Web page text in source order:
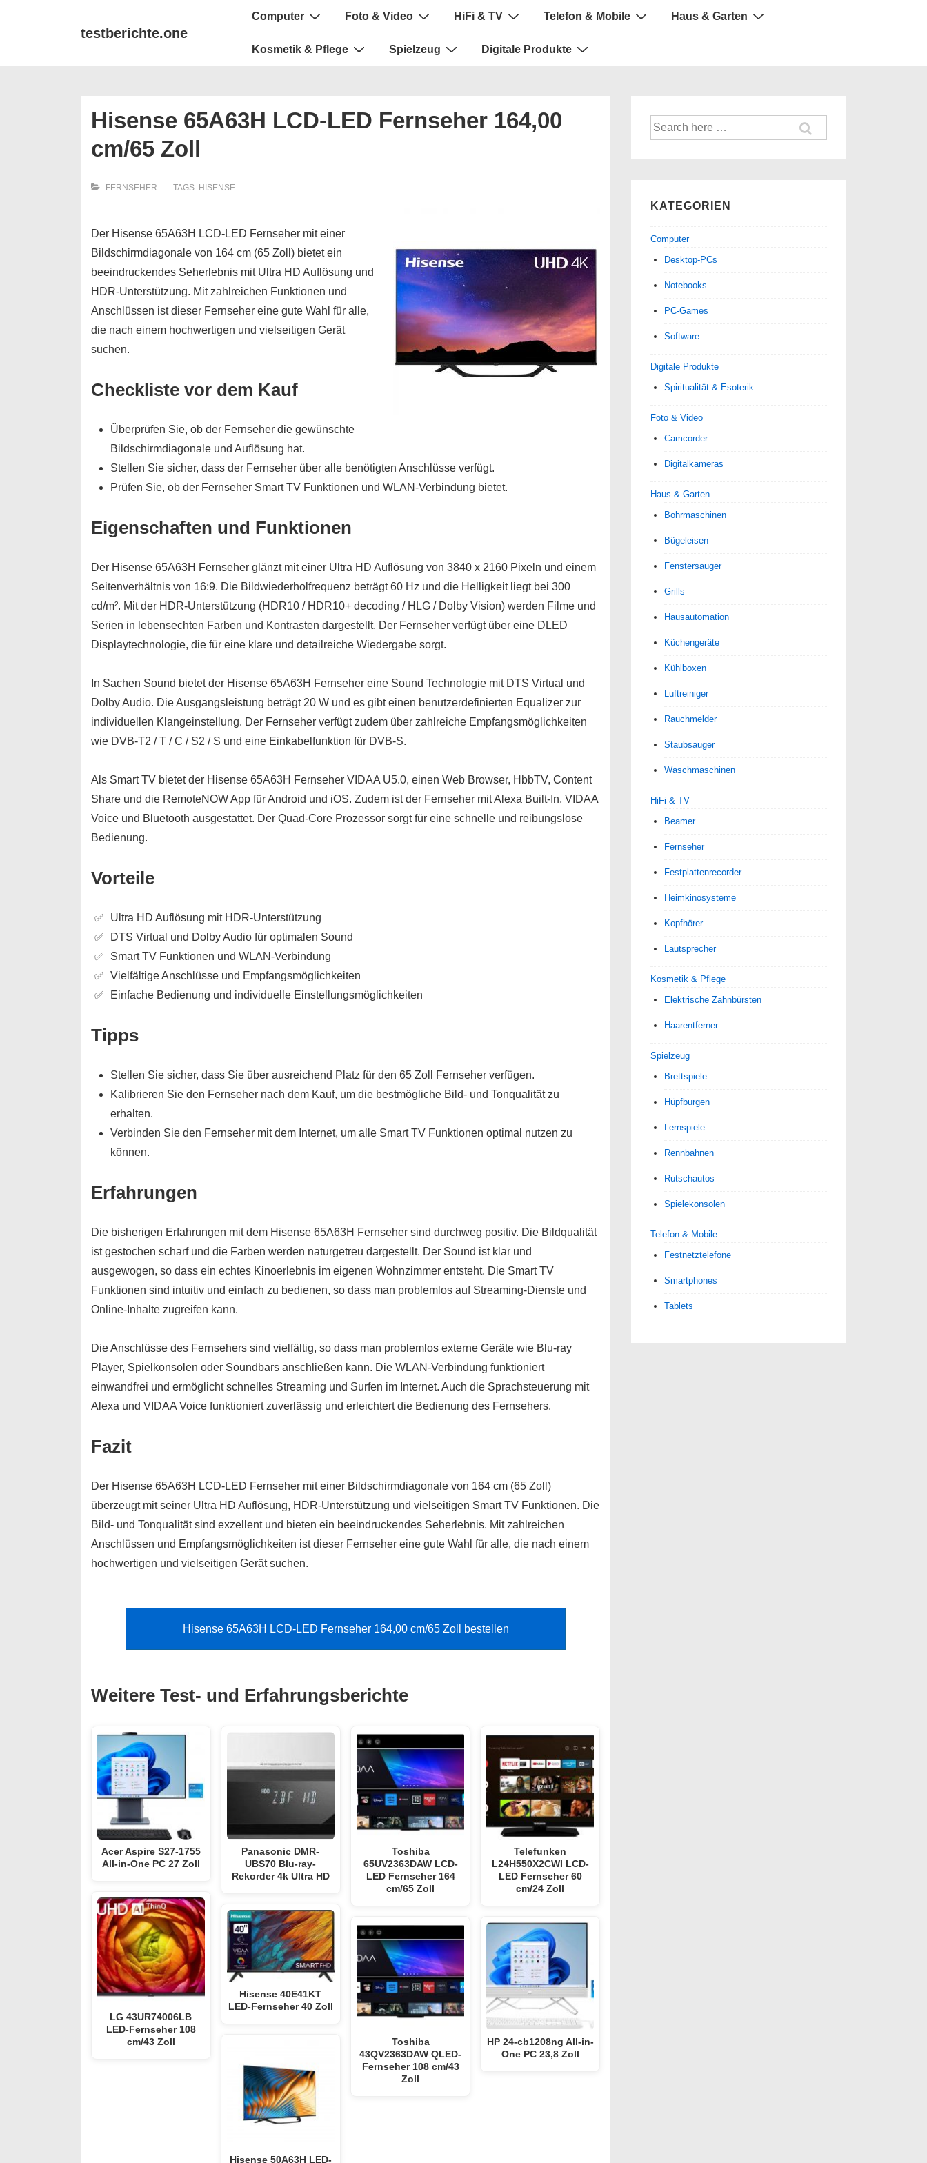
testberichte.one
Main
Computer Foto & Video HiFi & TV Telefon & Mobile Haus & Garten
Kosmetik & Pflege Spielzeug Digitale Produkte
Hisense 65A63H LCD-LED Fernseher 164,00
cm/65 Zoll
FERNSEHER TAGS: HISENSE
Der Hisense 65A63H LCD-LED Fernseher mit einer
Bildschirmdiagonale von 164 cm (65 Zoll) bietet ein
beeindruckendes Seherlebnis mit Ultra HD Auflösung und
HDR-Unterstützung. Mit zahlreichen Funktionen und
Anschlüssen ist dieser Fernseher eine gute Wahl für alle,
die nach einem hochwertigen und vielseitigen Gerät
suchen.
Checkliste vor dem Kauf
Überprüfen Sie, ob der Fernseher die gewünschte
Bildschirmdiagonale und Auflösung hat.
Stellen Sie sicher, dass der Fernseher über alle benötigten Anschlüsse verfügt.
Prüfen Sie, ob der Fernseher Smart TV Funktionen und WLAN-Verbindung bietet.
Eigenschaften und Funktionen
Der Hisense 65A63H Fernseher glänzt mit einer Ultra HD Auflösung von 3840 x 2160 Pixeln und einem
Seitenverhältnis von 16:9. Die Bildwiederholfrequenz beträgt 60 Hz und die Helligkeit liegt bei 300
cd/m². Mit der HDR-Unterstützung (HDR10 / HDR10+ decoding / HLG / Dolby Vision) werden Filme und
Serien in lebensechten Farben und Kontrasten dargestellt. Der Fernseher verfügt über eine DLED
Displaytechnologie, die für eine klare und detailreiche Wiedergabe sorgt.
In Sachen Sound bietet der Hisense 65A63H Fernseher eine Sound Technologie mit DTS Virtual und
Dolby Audio. Die Ausgangsleistung beträgt 20 W und es gibt einen benutzerdefinierten Equalizer zur
individuellen Klangeinstellung. Der Fernseher verfügt zudem über zahlreiche Empfangsmöglichkeiten
wie DVB-T2 / T / C / S2 / S und eine Einkabelfunktion für DVB-S.
Als Smart TV bietet der Hisense 65A63H Fernseher VIDAA U5.0, einen Web Browser, HbbTV, Content
Share und die RemoteNOW App für Android und iOS. Zudem ist der Fernseher mit Alexa Built-In, VIDAA
Voice und Bluetooth ausgestattet. Der Quad-Core Prozessor sorgt für eine schnelle und reibungslose
Bedienung.
Vorteile
Ultra HD Auflösung mit HDR-Unterstützung
DTS Virtual und Dolby Audio für optimalen Sound
Smart TV Funktionen und WLAN-Verbindung
Vielfältige Anschlüsse und Empfangsmöglichkeiten
Einfache Bedienung und individuelle Einstellungsmöglichkeiten
Tipps
Stellen Sie sicher, dass Sie über ausreichend Platz für den 65 Zoll Fernseher verfügen.
Kalibrieren Sie den Fernseher nach dem Kauf, um die bestmögliche Bild- und Tonqualität zu
erhalten.
Verbinden Sie den Fernseher mit dem Internet, um alle Smart TV Funktionen optimal nutzen zu
können.
Erfahrungen
Die bisherigen Erfahrungen mit dem Hisense 65A63H Fernseher sind durchweg positiv. Die Bildqualität
ist gestochen scharf und die Farben werden naturgetreu dargestellt. Der Sound ist klar und
ausgewogen, so dass ein echtes Kinoerlebnis im eigenen Wohnzimmer entsteht. Die Smart TV
Funktionen sind intuitiv und einfach zu bedienen, so dass man problemlos auf Streaming-Dienste und
Online-Inhalte zugreifen kann.
Die Anschlüsse des Fernsehers sind vielfältig, so dass man problemlos externe Geräte wie Blu-ray
Player, Spielkonsolen oder Soundbars anschließen kann. Die WLAN-Verbindung funktioniert
einwandfrei und ermöglicht schnelles Streaming und Surfen im Internet. Auch die Sprachsteuerung mit
Alexa und VIDAA Voice funktioniert zuverlässig und erleichtert die Bedienung des Fernsehers.
Fazit
Der Hisense 65A63H LCD-LED Fernseher mit einer Bildschirmdiagonale von 164 cm (65 Zoll)
überzeugt mit seiner Ultra HD Auflösung, HDR-Unterstützung und vielseitigen Smart TV Funktionen. Die
Bild- und Tonqualität sind exzellent und bieten ein beeindruckendes Seherlebnis. Mit zahlreichen
Anschlüssen und Empfangsmöglichkeiten ist dieser Fernseher eine gute Wahl für alle, die nach einem
hochwertigen und vielseitigen Gerät suchen.
Hisense 65A63H LCD-LED Fernseher 164,00 cm/65 Zoll bestellen
Weitere Test- und Erfahrungsberichte
Acer Aspire S27-1755
All-in-One PC 27 Zoll
LG 43UR74006LB
LED-Fernseher 108
cm/43 Zoll
Panasonic DMR-
UBS70 Blu-ray-
Rekorder 4k Ultra HD
Hisense 40E41KT
LED-Fernseher 40 Zoll
Hisense 50A63H LED-
Toshiba
65UV2363DAW LCD-
LED Fernseher 164
cm/65 Zoll
Toshiba
43QV2363DAW QLED-
Fernseher 108 cm/43
Zoll
Telefunken
L24H550X2CWI LCD-
LED Fernseher 60
cm/24 Zoll
HP 24-cb1208ng All-in-
One PC 23,8 Zoll
Suche
nach:
KATEGORIEN
Computer
Desktop-PCs
Notebooks
PC-Games
Software
Digitale Produkte
Spiri­tua­lität & Esoterik
Foto & Video
Camcorder
Digitalkameras
Haus & Garten
Bohrmaschinen
Bügeleisen
Fenstersauger
Grills
Hausautomation
Küchengeräte
Kühlboxen
Luftreiniger
Rauchmelder
Staubsauger
Waschmaschinen
HiFi & TV
Beamer
Fernseher
Festplattenrecorder
Heimkinosysteme
Kopfhörer
Lautsprecher
Kosmetik & Pflege
Elektrische Zahnbürsten
Haarentferner
Spielzeug
Brettspiele
Hüpfburgen
Lernspiele
Rennbahnen
Rutschautos
Spielekonsolen
Telefon & Mobile
Festnetztelefone
Smartphones
Tablets